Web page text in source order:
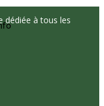
dédiée à tous les